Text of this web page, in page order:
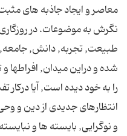
معاصر و ایجاد جاذبه هاى
نگرش به موضوعات. در
طبیعت, تجربه, دانش,
شده و دراین میدان, افراطها
را به خود دیده است, آیا دركار
انتظارهاى جدیدى از دین و
و نوگرایى, بایسته ها و